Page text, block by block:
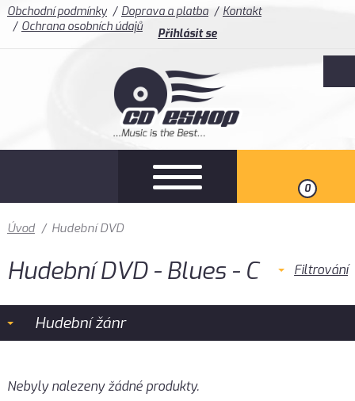
Obchodní podmínky Doprava a platba
Kontakt
Ochrana osobních údajů
Přihlásit se
0
Úvod / Hudební DVD
Hudební DVD - Blues - C Filtrování
Hudební žánr
Nebyly nalezeny žádné produkty.